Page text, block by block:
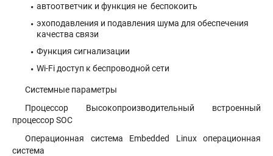
автоответчик и функция не беспокоить
эхоподавления и подавления шума для обеспечения
качества связи
Функция сигнализации
Wi-Fi доступ к беспроводной сети
Системные параметры
Процессор Высокопроизводительный встроенный
процессор SOC
Операционная система Embedded Linux операционная
система